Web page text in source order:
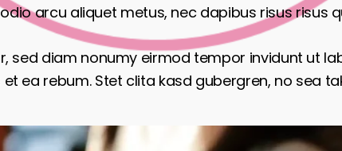
arcu aliquet metus, nec dapibus risus risus
sed diam nonumy eirmod tempor invidunt ut
ea rebum. Stet clita kasd gubergren, no sea